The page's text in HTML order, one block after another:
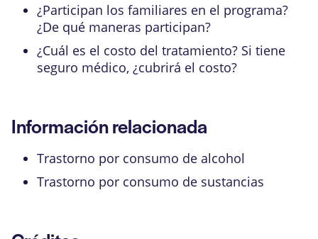
¿Participan los familiares en el programa?
¿De qué maneras participan?
¿Cuál es el costo del tratamiento? Si tiene
seguro médico, ¿cubrirá el costo?
Información relacionada
Trastorno por consumo de alcohol
Trastorno por consumo de sustancias